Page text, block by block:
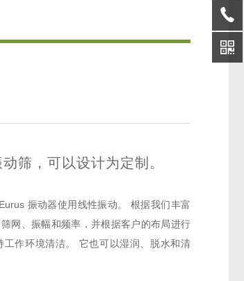
筛，可以设计为定制。
振动器使用线性振动。 根据我们丰富
网、振幅和频率，并根据客户的布局进行
作环境清洁。 它也可以湿润、脱水和清